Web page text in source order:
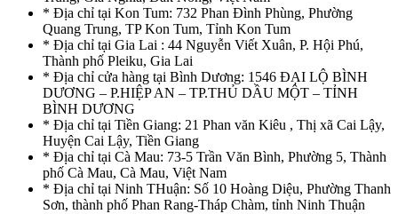
* Địa chỉ tại Kon Tum: 732 Phan Đình Phùng, Phường
Quang Trung, TP Kon Tum, Tỉnh Kon Tum
* Địa chỉ tại Gia Lai : 44 Nguyễn Viết Xuân, P. Hội Phú,
Thành phố Pleiku, Gia Lai
* Địa chỉ cửa hàng tại Bình Dương: 1546 ĐẠI LỘ BÌNH
DƯƠNG – P.HIỆP AN – TP.THỦ DẦU MỘT – TỈNH
BÌNH DƯƠNG
* Địa chỉ tại Tiền Giang: 21 Phan văn Kiêu , Thị xã Cai Lậy,
Huyện Cai Lậy, Tiền Giang
* Địa chỉ tại Cà Mau: 73-5 Trần Văn Bình, Phường 5, Thành
phố Cà Mau, Cà Mau, Việt Nam
* Địa chỉ tại Ninh THuận: Số 10 Hoàng Diệu, Phường Thanh
Sơn, thành phố Phan Rang-Tháp Chàm, tỉnh Ninh Thuận